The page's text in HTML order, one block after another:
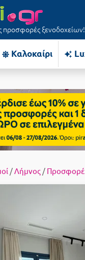
προσφορές ξενοδοχείων!
Καλοκαίρι
/Λήμνος /